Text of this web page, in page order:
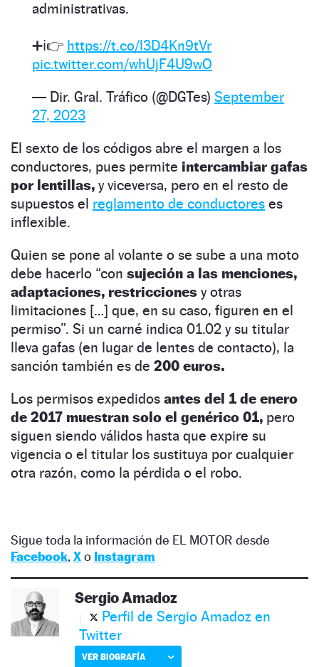
administrativas.
➕ℹ️👉 https://t.co/l3D4Kn9tVr
pic.twitter.com/whUjF4U9wO
— Dir. Gral. Tráfico (@DGTes) September
27, 2023
El sexto de los códigos abre el margen a los
conductores, pues permite intercambiar gafas
por lentillas, y viceversa, pero en el resto de
supuestos el reglamento de conductores es
inflexible.
Quien se pone al volante o se sube a una moto
debe hacerlo “con sujeción a las menciones,
adaptaciones, restricciones y otras
limitaciones […] que, en su caso, figuren en el
permiso”. Si un carné indica 01.02 y su titular
lleva gafas (en lugar de lentes de contacto), la
sanción también es de 200 euros.
Los permisos expedidos antes del 1 de enero
de 2017 muestran solo el genérico 01, pero
siguen siendo válidos hasta que expire su
vigencia o el titular los sustituya por cualquier
otra razón, como la pérdida o el robo.
Sigue toda la información de EL MOTOR desde
Facebook, Xo Instagram
Sergio Amadoz
Perfil de Sergio Amadoz en
Twitter
VER BIOGRAFÍA